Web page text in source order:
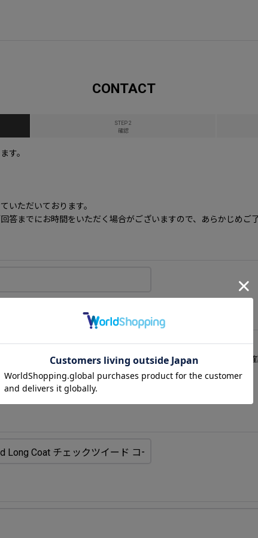
CONTACT
STEP 2
確認
す。
いただいております。
答までにお時間をいただく場合がございますので、あらかじめご
事が届きません。ご注意ください。
て処理される場合がございますので、迷惑メールフォルダもご確